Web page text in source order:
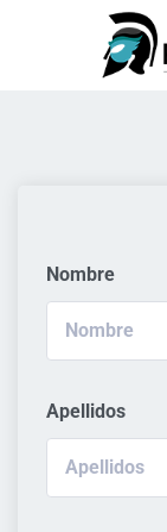
Nombre
Apellidos